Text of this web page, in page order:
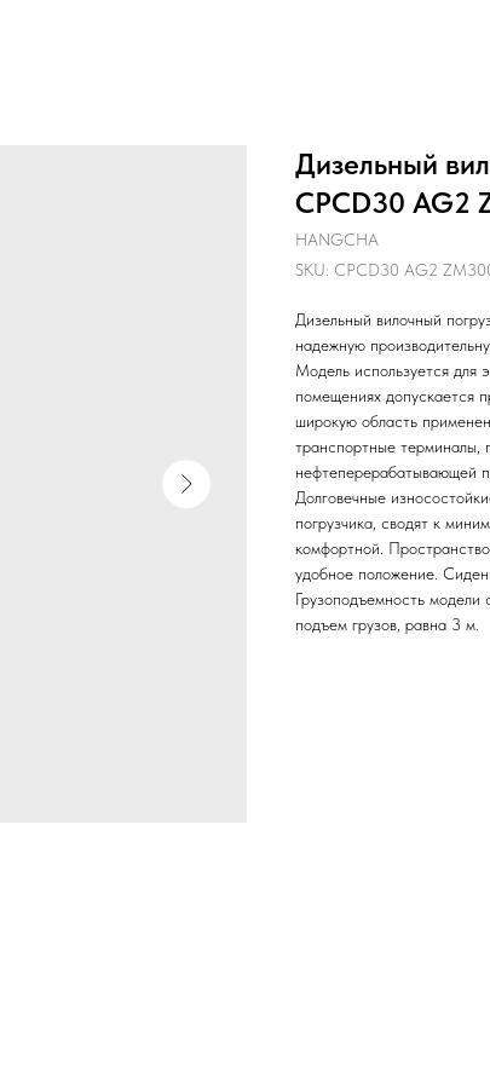
Дизельный
CPCD30 AG2
HANGCHA
SKU: CPCD30 AG2
Дизельный вилочный
надежную
Модель используется для
помещениях допускается
широкую область
транспортные терминалы,
нефтеперерабатывающей
Долговечные
погрузчика, сводят к
комфортной.
удобное положение.
Грузоподъемность
подъем грузов, равна 3 м.